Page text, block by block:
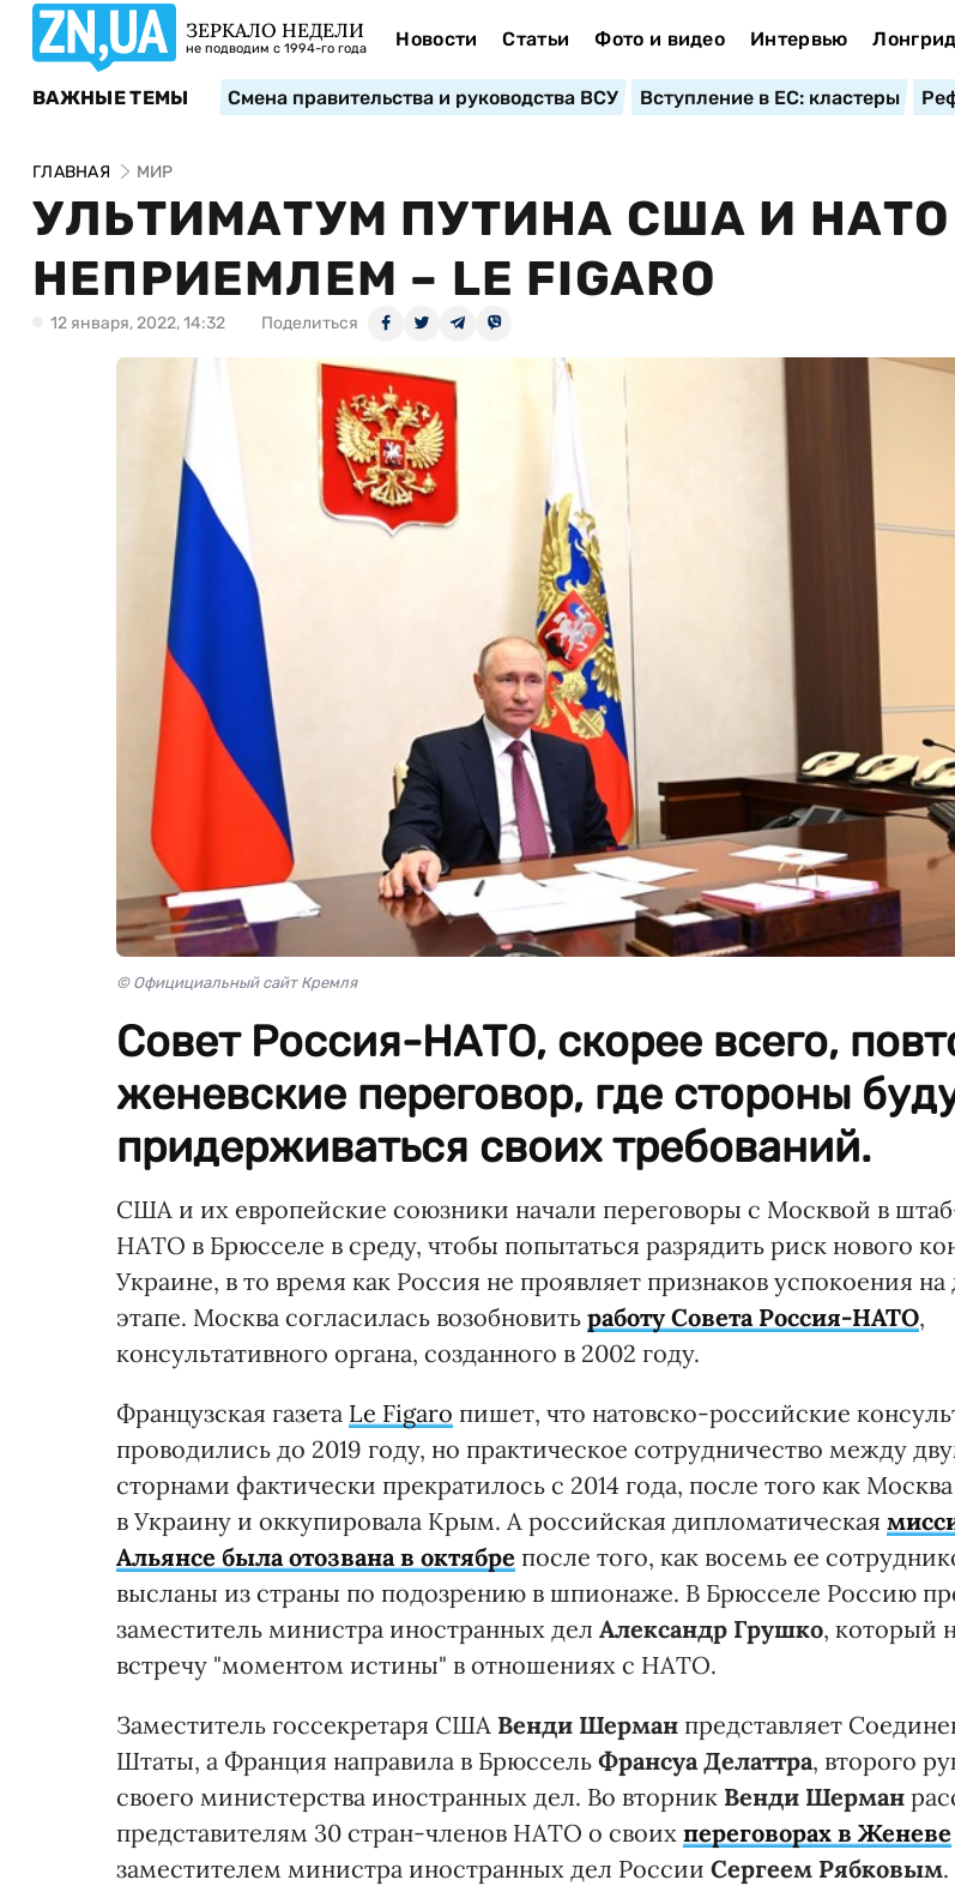
ЗЕРКАЛО НЕДЕЛИ
не подводим с 1994-го года Новости Статьи Фото и видео Интервью
ВАЖНЫЕ ТЕМЫ Смена правительства и руководства ВСУ Вступление в ЕС: кластеры
ГЛАВНАЯ МИР
УЛЬТИМАТУМ ПУТИНА США И
НЕПРИЕМЛЕМ – LE FIGARO
12 января, 2022, 14:32 Поделиться
© Официциальный сайт Кремля
Совет Россия-НАТО, скорее всего,
женевские переговор, где стороны
придерживаться своих требований.
США и их европейские союзники начали переговоры с Москвой в
НАТО в Брюсселе в среду, чтобы попытаться разрядить риск нового
Украине, в то время как Россия не проявляет признаков успокоения
этапе. Москва согласилась возобновить работу Совета Россия-НАТО,
консультативного органа, созданного в 2002 году.
Французская газета Le Figaro пишет, что натовско-российские
проводились до 2019 году, но практическое сотрудничество между
сторнами фактически прекратилось с 2014 года, после того как Москва
в Украину и оккупировала Крым. А российская дипломатическая
Альянсе была отозвана в октябре после того, как восемь ее
высланы из страны по подозрению в шпионаже. В Брюсселе Россию
заместитель министра иностранных дел Александр Грушко, который
встречу "моментом истины" в отношениях с НАТО.
Заместитель госсекретаря США Венди Шерман представляет
Штаты, а Франция направила в Брюссель Франсуа Делаттра, второго
своего министерства иностранных дел. Во вторник Венди Шерман
представителям 30 стран-членов НАТО о своих переговорах в Женеве
заместителем министра иностранных дел России Сергеем Рябковым.